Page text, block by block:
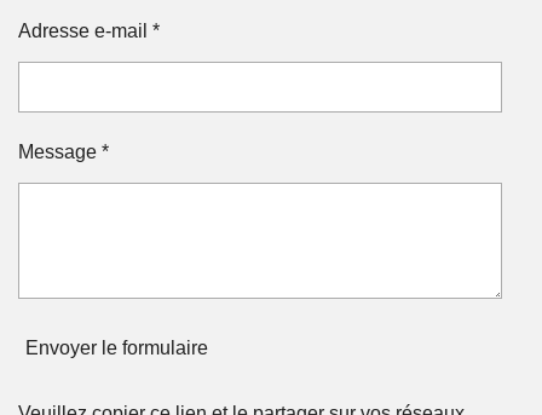
Adresse e-mail *
Message *
Envoyer le formulaire